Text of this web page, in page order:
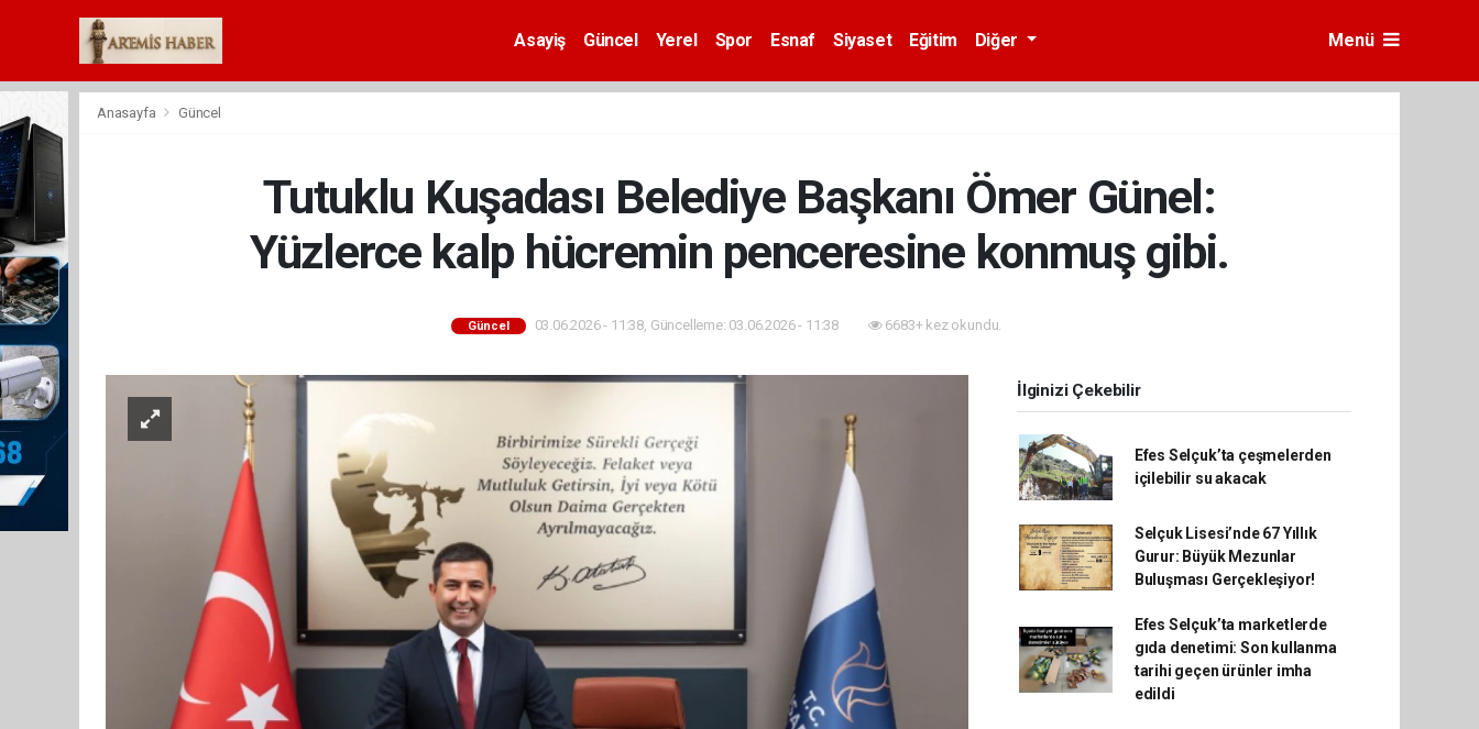
Asayiş Güncel Yerel Spor Esnaf Siyaset Eğitim Diğer Menü
Anasayfa Güncel
Tutuklu Kuşadası Belediye Başkanı Ömer Günel:
Yüzlerce kalp hücremin penceresine konmuş gibi.
Güncel 03.06.2026 - 11:38, Güncelleme: 03.06.2026 - 11:38 6683+ kez okundu.
İlginizi Çekebilir
Efes Selçuk’ta çeşmelerden
içilebilir su akacak
Selçuk Lisesi’nde 67 Yıllık
Gurur: Büyük Mezunlar
Buluşması Gerçekleşiyor!
Efes Selçuk’ta marketlerde
gıda denetimi: Son kullanma
tarihi geçen ürünler imha
edildi